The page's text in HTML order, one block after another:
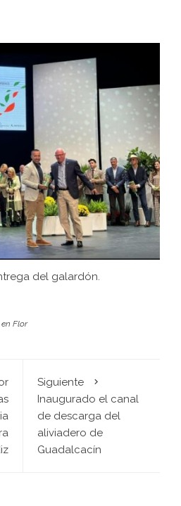
del galardón.
Flor
Siguiente
Inaugurado el canal
de descarga del
aliviadero de
Guadalcacín